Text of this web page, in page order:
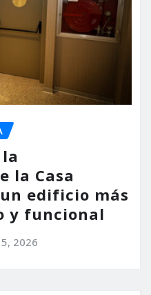
la Casa
edificio más
y funcional
2026